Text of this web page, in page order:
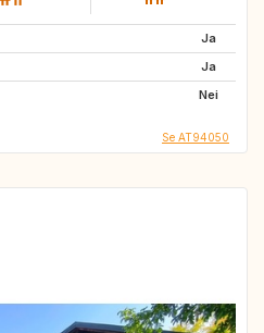
Ja
Ja
Nei
Se AT94050